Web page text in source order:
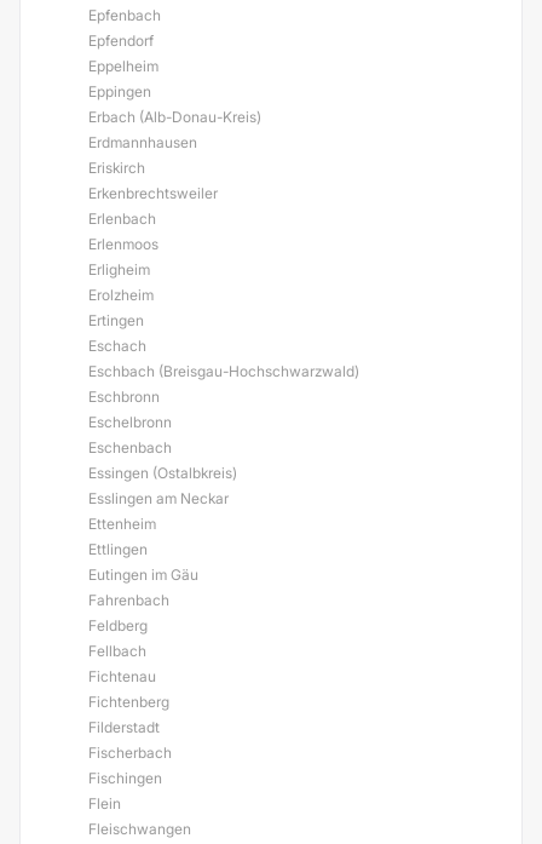
Epfenbach
Epfendorf
Eppelheim
Eppingen
Erbach (Alb-Donau-Kreis)
Erdmannhausen
Eriskirch
Erkenbrechtsweiler
Erlenbach
Erlenmoos
Erligheim
Erolzheim
Ertingen
Eschach
Eschbach (Breisgau-Hochschwarzwald)
Eschbronn
Eschelbronn
Eschenbach
Essingen (Ostalbkreis)
Esslingen am Neckar
Ettenheim
Ettlingen
Eutingen im Gäu
Fahrenbach
Feldberg
Fellbach
Fichtenau
Fichtenberg
Filderstadt
Fischerbach
Fischingen
Flein
Fleischwangen